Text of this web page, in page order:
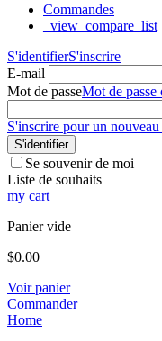
Commandes
_view_compare_list
S'identifierS'inscrire
E-mail
Mot de passeMot de passe
S'inscrire pour un
S'identifier
Se souvenir de moi
Liste de souhaits
my cart
Panier vide
$0.00
Voir panier
Commander
Home